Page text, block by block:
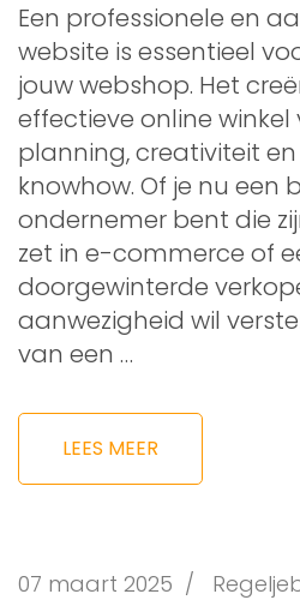
Een professionele en
website is essentieel
jouw webshop. Het
effectieve online
planning, creativiteit
knowhow. Of je nu een
ondernemer bent die
zet in e-commerce of
doorgewinterde
aanwezigheid wil
van een …
LEES MEER
07 maart 2025 /